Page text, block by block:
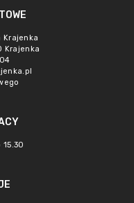
Krajenka
Krajenka
15.30